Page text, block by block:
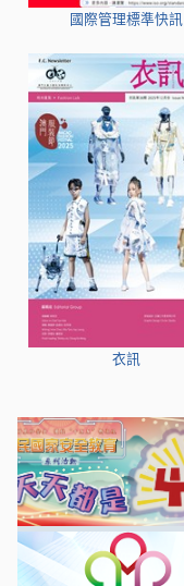
國際管理標準快訊
衣訊